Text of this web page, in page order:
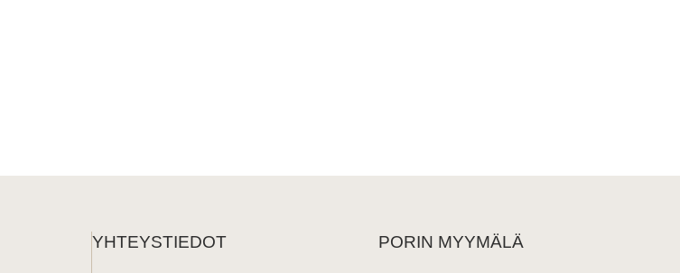
YHTEYSTIEDOT PORIN MYYMÄLÄ